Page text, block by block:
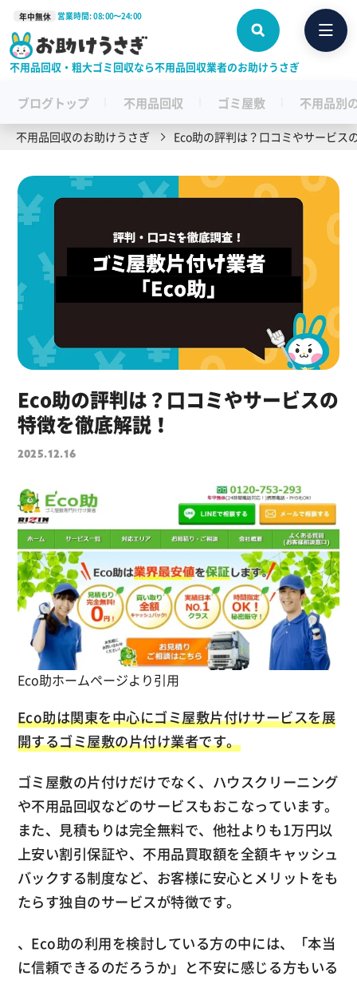
年中無休 営業時間: 08:00〜24:00
不用品回収・粗大ゴミ回収なら不用品回収業者のお助けうさぎ
ブログトップ 不用品回収 ゴミ屋敷 不用品別
不用品回収のお助けうさぎ Eco助の評判は？口コミやサービス
Eco助の評判は？口コミやサービスの
特徴を徹底解説！
2025.12.16
Eco助ホームページより引用
Eco助は関東を中心にゴミ屋敷片付けサービスを展
開するゴミ屋敷の片付け業者です。
ゴミ屋敷の片付けだけでなく、ハウスクリーニング
や不用品回収などのサービスもおこなっています。
また、見積もりは完全無料で、他社よりも1万円以
上安い割引保証や、不用品買取額を全額キャッシュ
バックする制度など、お客様に安心とメリットをも
たらす独自のサービスが特徴です。
、Eco助の利用を検討している方の中には、「本当
に信頼できるのだろうか」と不安に感じる方もいる